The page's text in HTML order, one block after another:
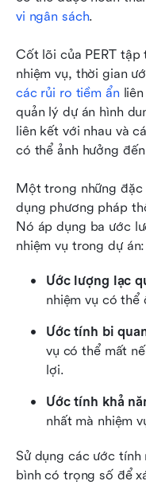
vi ngân sách.
Cốt lõi của PERT tập
các rủi ro tiềm ẩn
quản lý dự án hình
liên kết với nhau và
có thể ảnh hưởng
Một trong những đặc
dụng phương pháp
Nó áp dụng ba ước
nhiệm vụ trong dự án:
Ước lượng lạc
nhiệm vụ có thể
Ước tính bi
vụ có thể mất
lợi.
Ước tính khả
nhất mà nhiệm
Sử dụng các ước tính
bình có trọng số để